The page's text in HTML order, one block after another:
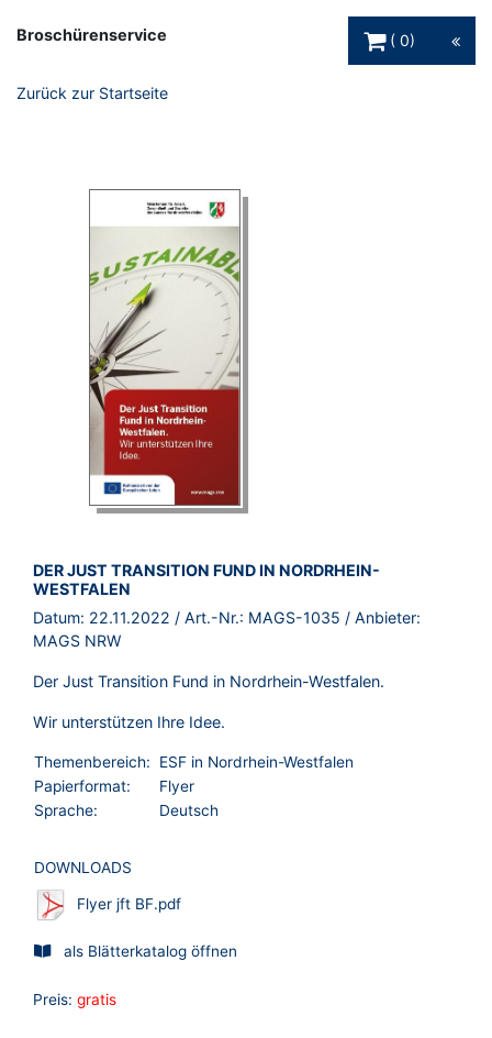
Broschürenservice
0
Zurück zur Startseite
BROSCHÜRE:
DER JUST TRANSITION FUND IN NORDRHEIN-
WESTFALEN
Datum: 22.11.2022 / Art.-Nr.: MAGS-1035 / Anbieter:
MAGS NRW
Der Just Transition Fund in Nordrhein-Westfalen.
Wir unterstützen Ihre Idee.
Themenbereich:
ESF in Nordrhein-Westfalen
Papierformat:
Flyer
Sprache:
Deutsch
DOWNLOADS
Flyer jft BF.pdf
als Blätterkatalog öffnen
Preis: gratis